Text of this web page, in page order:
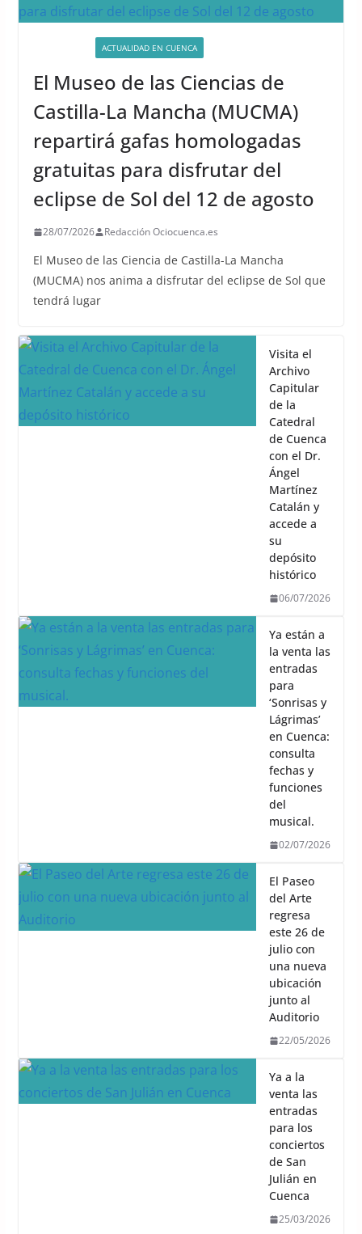
ACTUALIDAD EN CUENCA
El Museo de las Ciencias de
Castilla-La Mancha (MUCMA)
repartirá gafas homologadas
gratuitas para disfrutar del
eclipse de Sol del 12 de agosto
28/07/2026 Redacción Ociocuenca.es
El Museo de las Ciencia de Castilla-La Mancha
(MUCMA) nos anima a disfrutar del eclipse de Sol que
tendrá lugar
Visita el
Archivo
Capitular
de la
Catedral
de Cuenca
con el Dr.
Ángel
Martínez
Catalán y
accede a
su
depósito
histórico
06/07/2026
Ya están a
la venta las
entradas
para
‘Sonrisas y
Lágrimas’
en Cuenca:
consulta
fechas y
funciones
del
musical.
02/07/2026
El Paseo
del Arte
regresa
este 26 de
julio con
una nueva
ubicación
junto al
Auditorio
22/05/2026
Ya a la
venta las
entradas
para los
conciertos
de San
Julián en
Cuenca
25/03/2026